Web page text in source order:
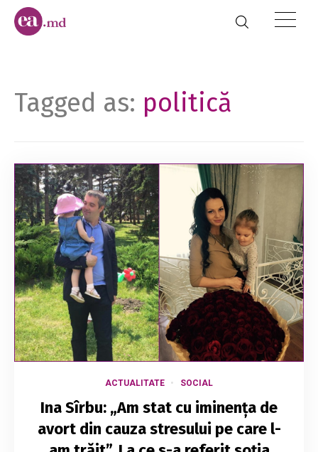
Tagged as: politică
ACTUALITATE SOCIAL
Ina Sîrbu: „Am stat cu iminența de
avort din cauza stresului pe care l-